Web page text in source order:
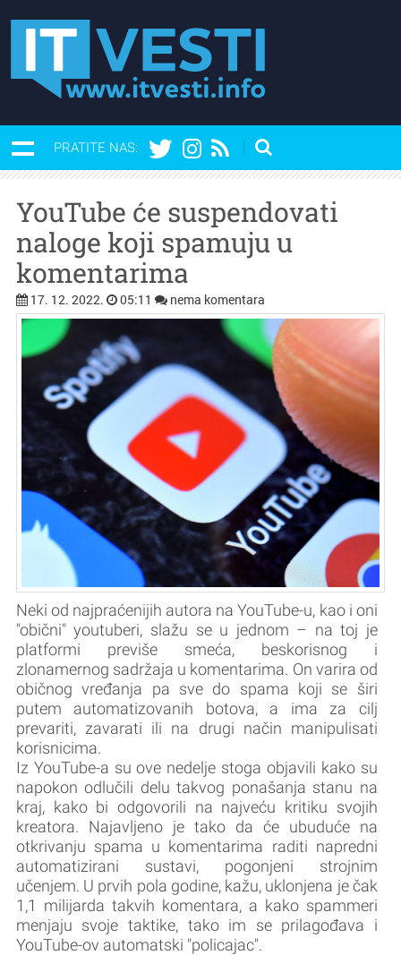
PRATITE NAS:
YouTube će suspendovati
naloge koji spamuju u
komentarima
17. 12. 2022. 05:11 nema komentara
Neki od najpraćenijih autora na YouTube-u, kao i oni
"obični" youtuberi, slažu se u jednom – na toj je
platformi previše smeća, beskorisnog i
zlonamernog sadržaja u komentarima. On varira od
običnog vređanja pa sve do spama koji se širi
putem automatizovanih botova, a ima za cilj
prevariti, zavarati ili na drugi način manipulisati
korisnicima.
Iz YouTube-a su ove nedelje stoga objavili kako su
napokon odlučili delu takvog ponašanja stanu na
kraj, kako bi odgovorili na najveću kritiku svojih
kreatora. Najavljeno je tako da će ubuduće na
otkrivanju spama u komentarima raditi napredni
automatizirani sustavi, pogonjeni strojnim
učenjem. U prvih pola godine, kažu, uklonjena je čak
1,1 milijarda takvih komentara, a kako spammeri
menjaju svoje taktike, tako im se prilagođava i
YouTube-ov automatski "policajac".